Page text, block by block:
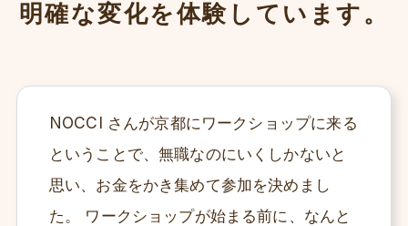
明確な変化を体験しています。
NOCCI さんが京都にワークショップに来る
ということで、無職なのにいくしかないと
思い、お金をかき集めて参加を決めまし
た。 ワークショップが始まる前に、なんと